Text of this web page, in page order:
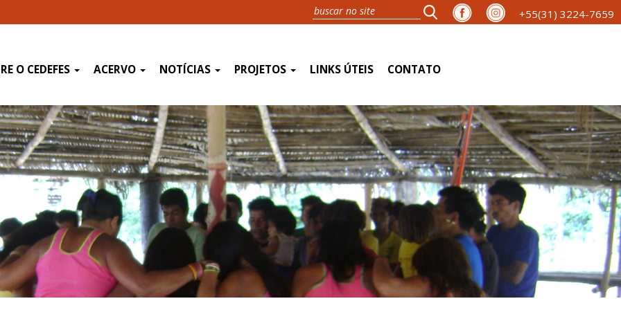
+55(31) 3224-7659
O CEDEFES ACERVO NOTÍCIAS PROJETOS LINKS ÚTEIS CONTATO